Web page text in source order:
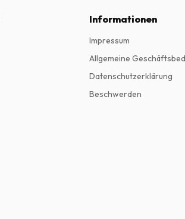
Informationen
Impressum
Allgemeine
Datenschutzerklärung
Beschwerden